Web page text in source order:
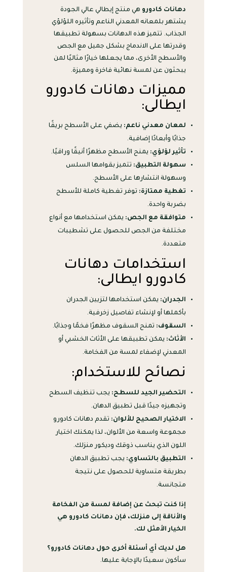
دهانات كادورو هي منتج إيطالي عالي الجودة
يشتهر بلمعانه المعدني الناعم وتأثيره اللؤلؤي
الجذاب. تتميز هذه الدهانات بسهولة تطبيقها
وقدرتها على الاندماج بشكل جميل مع الجص
والأسطح الأخرى، مما يجعلها خيارًا مثاليًا لمن
يبحثون عن لمسة نهائية فاخرة ومميزة.
مميزات دهانات كادورو
ايطالى:
لمعان معدني ناعم: يضفي على الأسطح بريقًا
جذابًا وأبعادًا إضافية.
تأثير لؤلؤي: يمنح الأسطح مظهرًا أنيقًا وراقيًا.
سهولة التطبيق: تتميز بقوامها السلس
وسهولة انتشارها على الأسطح.
تغطية ممتازة: توفر تغطية كاملة للأسطح
بضربة واحدة.
متوافقة مع الجص: يمكن استخدامها مع أنواع
مختلفة من الجص للحصول على تشطيبات
متعددة.
استخدامات دهانات
كادورو ايطالى:
الجدران: يمكن استخدامها لتزيين الجدران
بأكملها أو لإنشاء تفاصيل زخرفية.
السقوف: تمنح السقوف مظهرًا فخمًا وجذابًا.
الأثاث: يمكن تطبيقها على الأثاث الخشبي أو
المعدني لإضفاء لمسة من الفخامة.
نصائح للاستخدام:
التحضير الجيد للسطح: يجب تنظيف السطح
وتجهيزه جيدًا قبل تطبيق الدهان.
الاختيار الصحيح للألوان: تقدم دهانات كادورو
مجموعة واسعة من الألوان، لذا يمكنك اختيار
اللون الذي يناسب ذوقك وديكور منزلك.
التطبيق بالتساوي: يجب تطبيق الدهان
بطريقة متساوية للحصول على نتيجة
متجانسة.
إذا كنت تبحث عن إضافة لمسة من الفخامة
والأناقة إلى منزلك، فإن دهانات كادورو هي
الخيار الأمثل لك.
هل لديك أي أسئلة أخرى حول دهانات كادورو؟
سأكون سعيدًا بالإجابة عليها.